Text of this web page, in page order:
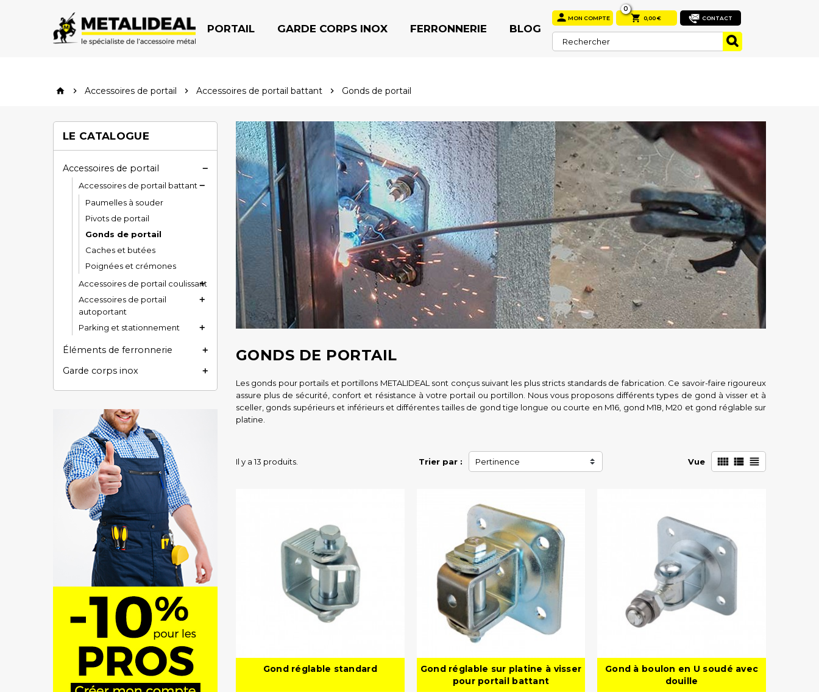
PORTAIL GARDE CORPS INOX FERRONNERIE BLOG
MON COMPTE  0,00 €
0
CONTACT
home  Accessoires de portail  Accessoires de portail battant  Gonds de portail
LE CATALOGUE
Accessoires de portail 
Accessoires de portail battant 
Paumelles à souder
Pivots de portail
Gonds de portail
Caches et butées
Poignées et crémones
Accessoires de portail coulissant

Accessoires de portail
autoportant

Parking et stationnement 
Éléments de ferronnerie 
Garde corps inox 
GONDS DE PORTAIL
Les gonds pour portails et portillons METALIDEAL sont conçus suivant les plus stricts standards de fabrication. Ce savoir-faire rigoureux
assure plus de sécurité, confort et résistance à votre portail ou portillon. Nous vous proposons différents types de gond à visser et à
sceller, gonds supérieurs et inférieurs et différentes tailles de gond tige longue ou courte en M16, gond M18, M20 et gond réglable sur
platine.
Trier par : Pertinence Vue   
Il y a 13 produits.
Gond réglable standard
Gond réglable sur platine à visser
pour portail battant
Gond à boulon en U soudé avec
douille